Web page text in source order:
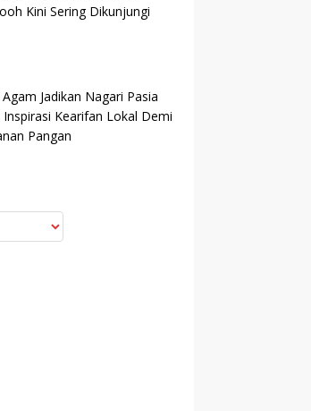
Kini Sering Dikunjungi
Jadikan Nagari Pasia
Inspirasi Kearifan Lokal Demi
Pangan